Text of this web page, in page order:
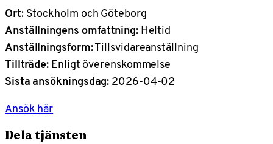
Ort: Stockholm och Göteborg
Anställningens omfattning:Heltid
Anställningsform:Tillsvidareanställning
Tillträde:Enligt överenskommelse
Sista ansökningsdag:2026-04-02
Ansök här
Dela tjänsten